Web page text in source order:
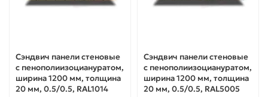
Сэндвич панели стеновые
с пенополиизоциануратом,
ширина 1200 мм, толщина
20 мм, 0.5/0.5, RAL1014
Сэндвич панели стеновые
с пенополиизоциануратом,
ширина 1200 мм, толщина
20 мм, 0.5/0.5, RAL5005